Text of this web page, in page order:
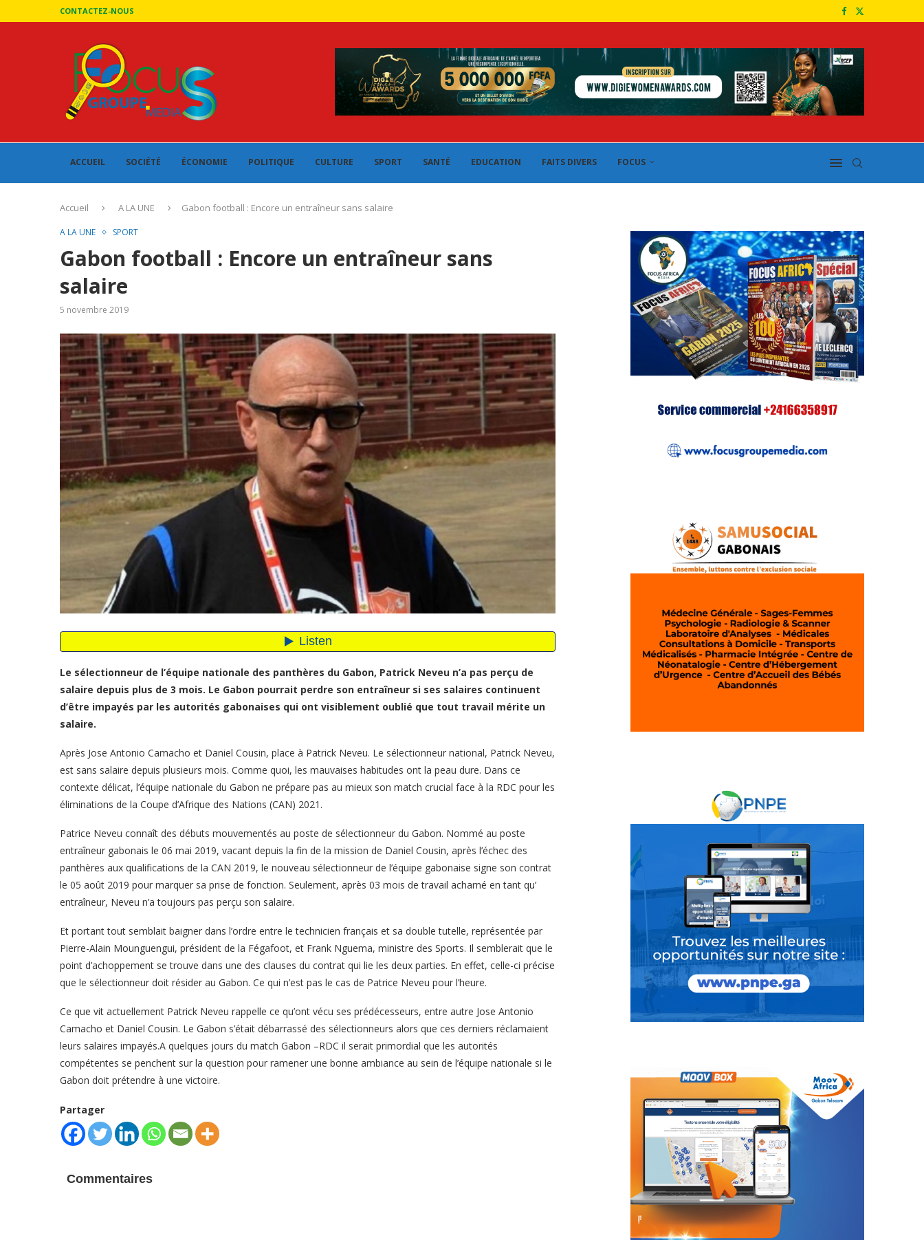
CONTACTEZ-NOUS
ACCUEIL SOCIÉTÉ ÉCONOMIE POLITIQUE CULTURE SPORT SANTÉ EDUCATION FAITS DIVERS FOCUS
Accueil A LA UNE Gabon football : Encore un entraîneur sans salaire
A LA UNE SPORT
Gabon football : Encore un entraîneur sans
salaire
5 novembre 2019
Le sélectionneur de l’équipe nationale des panthères du Gabon, Patrick Neveu n’a pas perçu de
salaire depuis plus de 3 mois. Le Gabon pourrait perdre son entraîneur si ses salaires continuent
d’être impayés par les autorités gabonaises qui ont visiblement oublié que tout travail mérite un
salaire.
Après Jose Antonio Camacho et Daniel Cousin, place à Patrick Neveu. Le sélectionneur national, Patrick Neveu,
est sans salaire depuis plusieurs mois. Comme quoi, les mauvaises habitudes ont la peau dure. Dans ce
contexte délicat, l’équipe nationale du Gabon ne prépare pas au mieux son match crucial face à la RDC pour les
éliminations de la Coupe d’Afrique des Nations (CAN) 2021.
Patrice Neveu connaît des débuts mouvementés au poste de sélectionneur du Gabon. Nommé au poste
entraîneur gabonais le 06 mai 2019, vacant depuis la fin de la mission de Daniel Cousin, après l’échec des
panthères aux qualifications de la CAN 2019, le nouveau sélectionneur de l’équipe gabonaise signe son contrat
le 05 août 2019 pour marquer sa prise de fonction. Seulement, après 03 mois de travail acharné en tant qu’
entraîneur, Neveu n’a toujours pas perçu son salaire.
Et portant tout semblait baigner dans l’ordre entre le technicien français et sa double tutelle, représentée par
Pierre-Alain Mounguengui, président de la Fégafoot, et Frank Nguema, ministre des Sports. Il semblerait que le
point d’achoppement se trouve dans une des clauses du contrat qui lie les deux parties. En effet, celle-ci précise
que le sélectionneur doit résider au Gabon. Ce qui n’est pas le cas de Patrice Neveu pour l’heure.
Ce que vit actuellement Patrick Neveu rappelle ce qu’ont vécu ses prédécesseurs, entre autre Jose Antonio
Camacho et Daniel Cousin. Le Gabon s’était débarrassé des sélectionneurs alors que ces derniers réclamaient
leurs salaires impayés.A quelques jours du match Gabon –RDC il serait primordial que les autorités
compétentes se penchent sur la question pour ramener une bonne ambiance au sein de l’équipe nationale si le
Gabon doit prétendre à une victoire.
Partager
Commentaires